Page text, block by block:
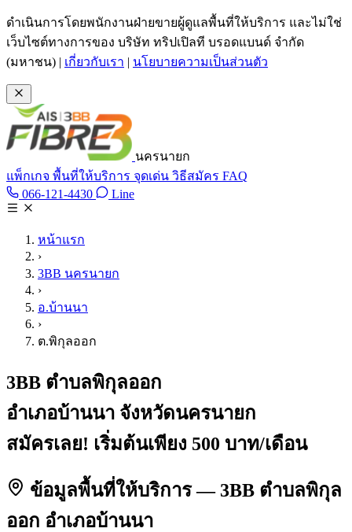
ข้ามไปเนื้อหาหลัก
ดำเนินการโดยพนักงานฝ่ายขายผู้ดูแลพื้นที่ให้บริการ และไม่ใช่
เว็บไซต์ทางการของ บริษัท ทริปเปิลที บรอดแบนด์ จำกัด
(มหาชน) | เกี่ยวกับเรา | นโยบายความเป็นส่วนตัว
นครนายก
แพ็กเกจ พื้นที่ให้บริการ จุดเด่น วิธีสมัคร FAQ
066-121-4430 โทร 066-121-4430
LineLine @tan3bb
หน้าแรก
›
3BB นครนายก
›
อ.บ้านนา
›
ต.พิกุลออก
3BB ตำบลพิกุลออก
อำเภอบ้านนา จังหวัดนครนายก
สมัครเลย! เริ่มต้นเพียง 500 บาท/เดือน
ข้อมูลพื้นที่ให้บริการ — 3BB ตำบลพิกุล
ออก อำเภอบ้านนา